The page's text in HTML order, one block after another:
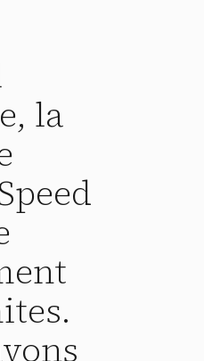
la
des
vous acceptez le dépôt et la
de technologies de suivi